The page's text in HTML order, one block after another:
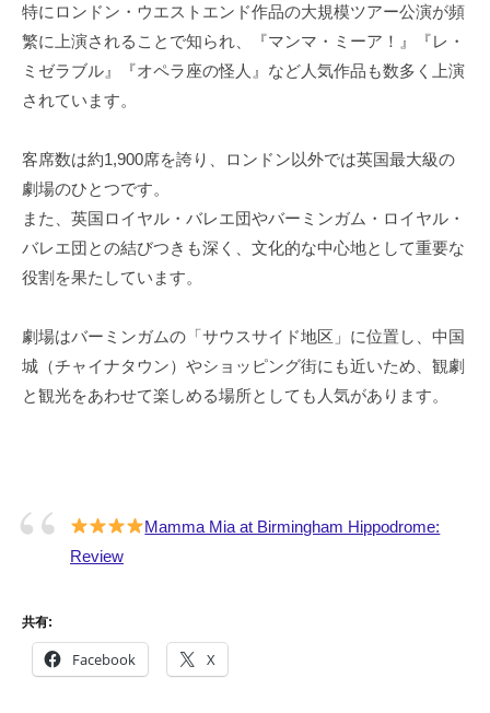
特にロンドン・ウエストエンド作品の大規模ツアー公演が頻
繁に上演されることで知られ、『マンマ・ミーア！』『レ・
ミゼラブル』『オペラ座の怪人』など人気作品も数多く上演
されています。
客席数は約1,900席を誇り、ロンドン以外では英国最大級の
劇場のひとつです。
また、英国ロイヤル・バレエ団やバーミンガム・ロイヤル・
バレエ団との結びつきも深く、文化的な中心地として重要な
役割を果たしています。
劇場はバーミンガムの「サウスサイド地区」に位置し、中国
城（チャイナタウン）やショッピング街にも近いため、観劇
と観光をあわせて楽しめる場所としても人気があります。
Mamma Mia at Birmingham Hippodrome:
Review
共有:
Facebook X